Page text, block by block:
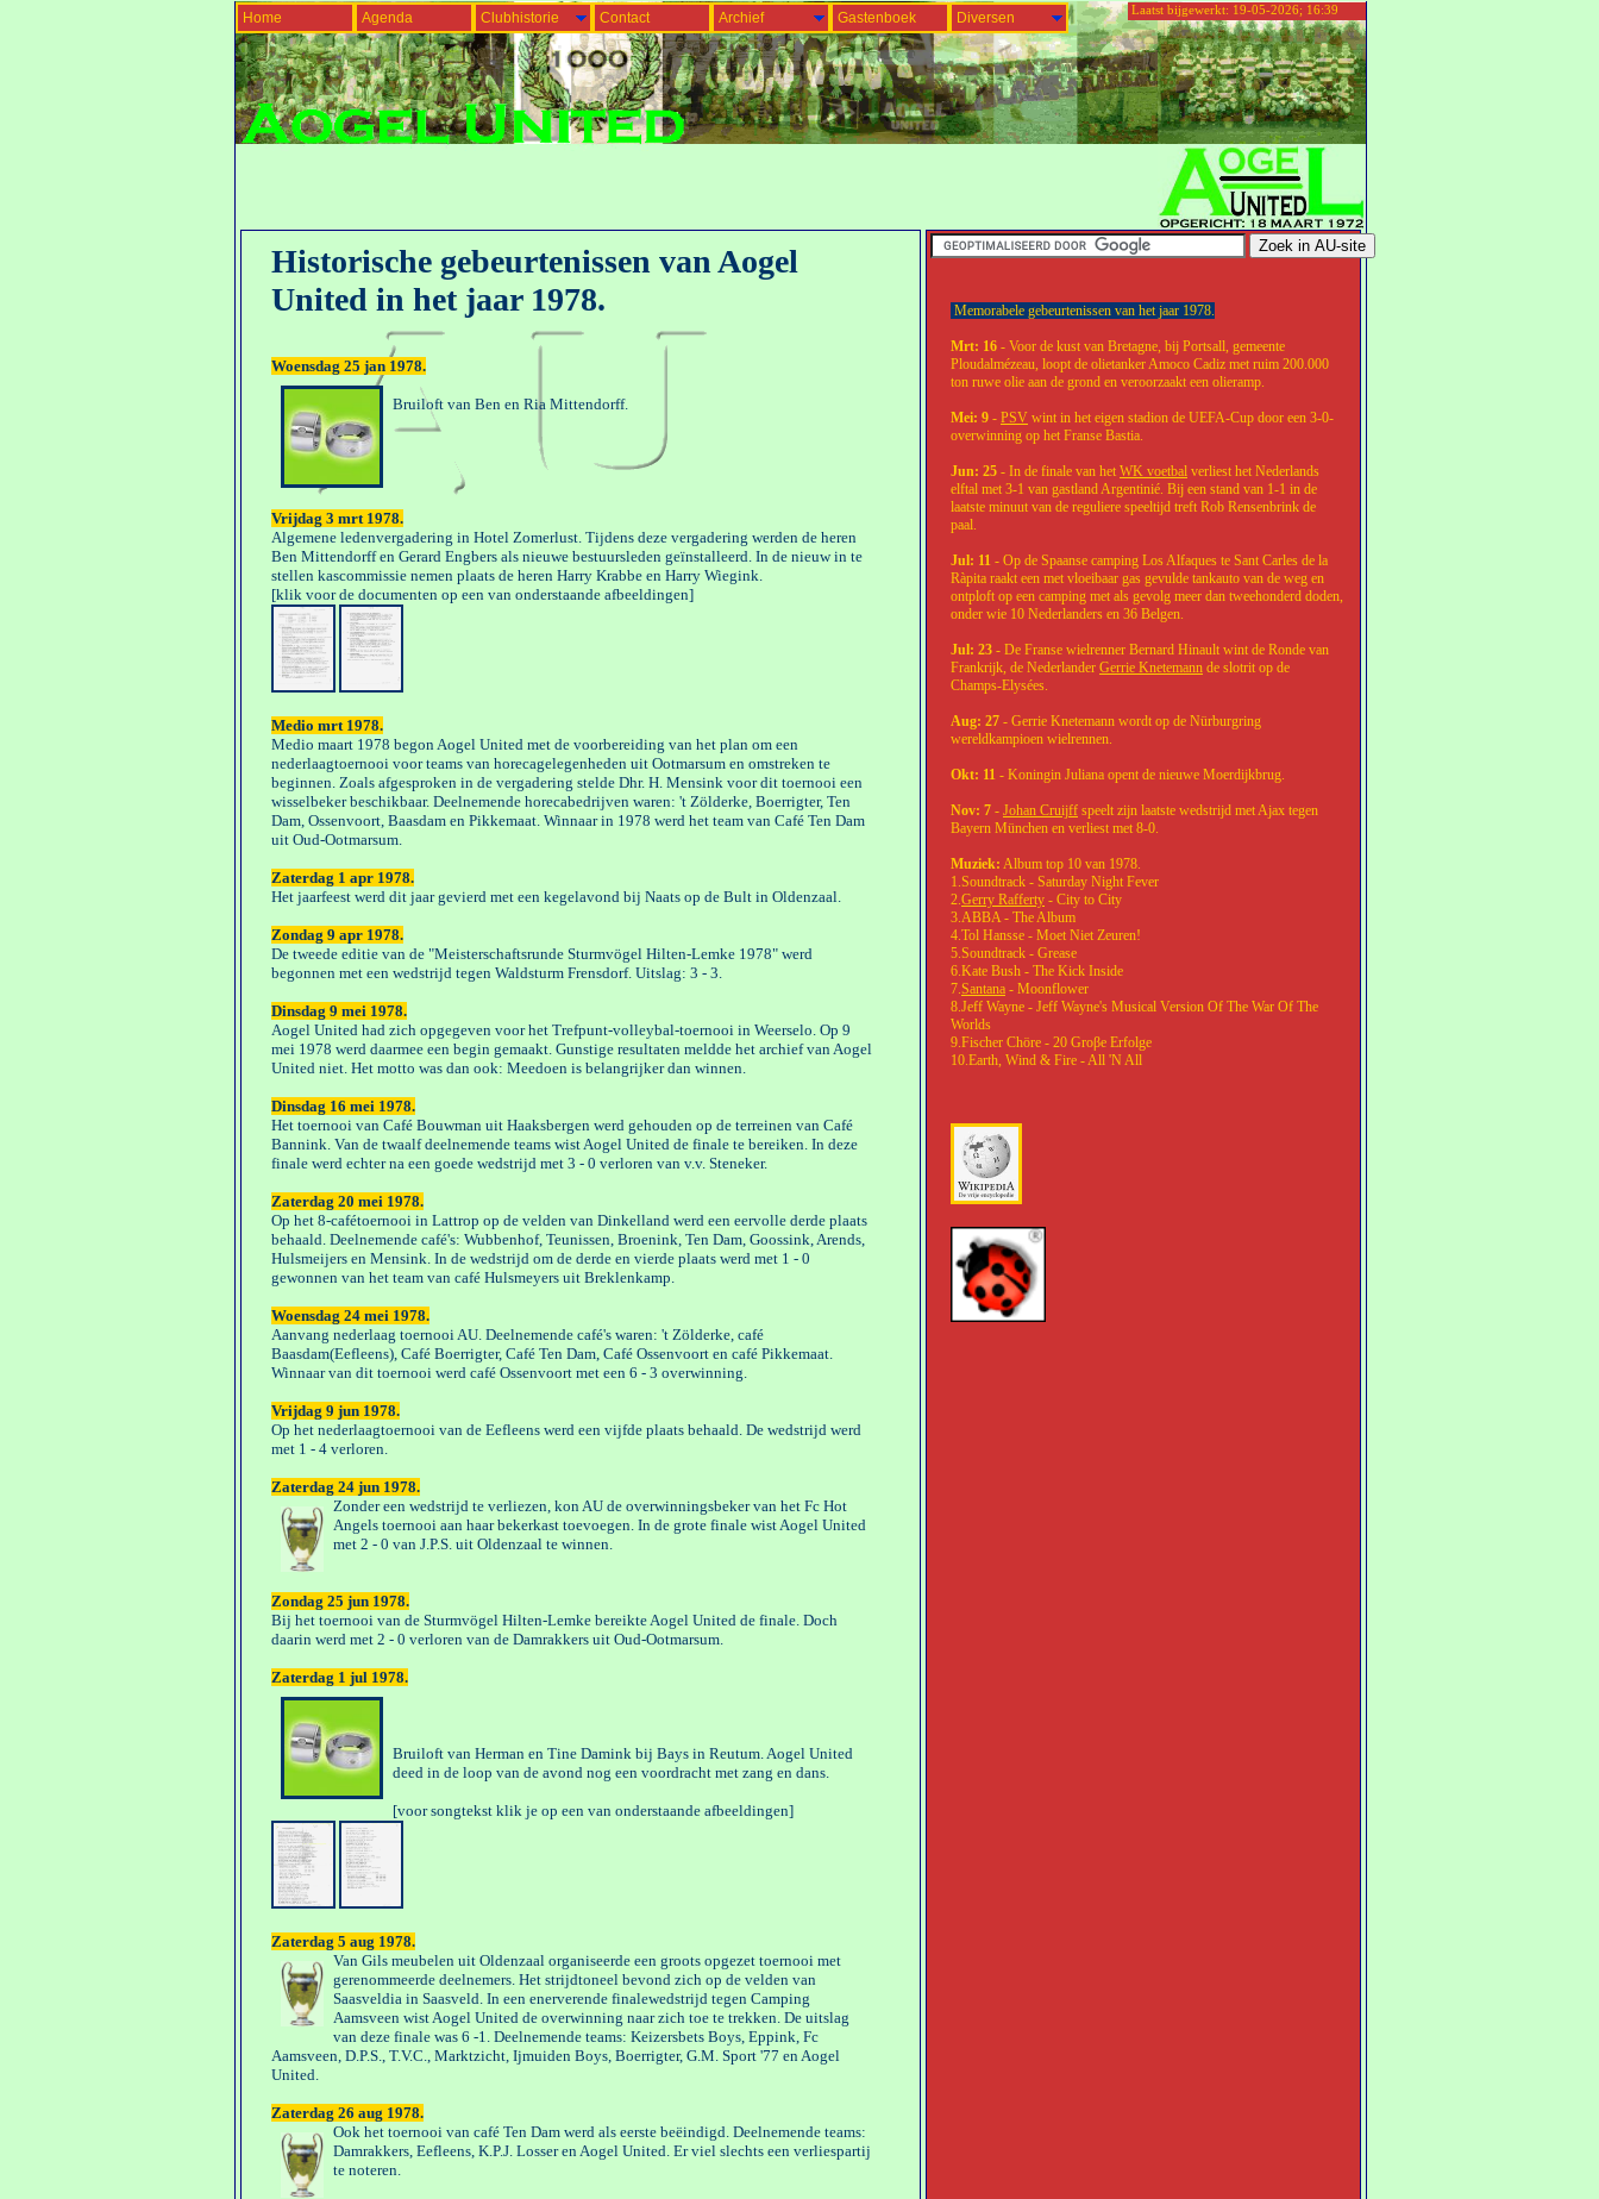
Home Agenda Clubhistorie Contact Archief Gastenboek Diversen Laatst bijgewerkt: 19-05-2026; 16:39
Historische gebeurtenissen van Aogel
United in het jaar 1978.
Woensdag 25 jan 1978.
Bruiloft van Ben en Ria Mittendorff.
Vrijdag 3 mrt 1978.
Algemene ledenvergadering in Hotel Zomerlust. Tijdens deze vergadering werden de heren
Ben Mittendorff en Gerard Engbers als nieuwe bestuursleden geïnstalleerd. In de nieuw in te
stellen kascommissie nemen plaats de heren Harry Krabbe en Harry Wiegink.
[klik voor de documenten op een van onderstaande afbeeldingen]
Medio mrt 1978.
Medio maart 1978 begon Aogel United met de voorbereiding van het plan om een
nederlaagtoernooi voor teams van horecagelegenheden uit Ootmarsum en omstreken te
beginnen. Zoals afgesproken in de vergadering stelde Dhr. H. Mensink voor dit toernooi een
wisselbeker beschikbaar. Deelnemende horecabedrijven waren: 't Zölderke, Boerrigter, Ten
Dam, Ossenvoort, Baasdam en Pikkemaat. Winnaar in 1978 werd het team van Café Ten Dam
uit Oud-Ootmarsum.
Zaterdag 1 apr 1978.
Het jaarfeest werd dit jaar gevierd met een kegelavond bij Naats op de Bult in Oldenzaal.
Zondag 9 apr 1978.
De tweede editie van de "Meisterschaftsrunde Sturmvögel Hilten-Lemke 1978" werd
begonnen met een wedstrijd tegen Waldsturm Frensdorf. Uitslag: 3 - 3.
Dinsdag 9 mei 1978.
Aogel United had zich opgegeven voor het Trefpunt-volleybal-toernooi in Weerselo. Op 9
mei 1978 werd daarmee een begin gemaakt. Gunstige resultaten meldde het archief van Aogel
United niet. Het motto was dan ook: Meedoen is belangrijker dan winnen.
Dinsdag 16 mei 1978.
Het toernooi van Café Bouwman uit Haaksbergen werd gehouden op de terreinen van Café
Bannink. Van de twaalf deelnemende teams wist Aogel United de finale te bereiken. In deze
finale werd echter na een goede wedstrijd met 3 - 0 verloren van v.v. Steneker.
Zaterdag 20 mei 1978.
Op het 8-cafétoernooi in Lattrop op de velden van Dinkelland werd een eervolle derde plaats
behaald. Deelnemende café's: Wubbenhof, Teunissen, Broenink, Ten Dam, Goossink, Arends,
Hulsmeijers en Mensink. In de wedstrijd om de derde en vierde plaats werd met 1 - 0
gewonnen van het team van café Hulsmeyers uit Breklenkamp.
Woensdag 24 mei 1978.
Aanvang nederlaag toernooi AU. Deelnemende café's waren: 't Zölderke, café
Baasdam(Eefleens), Café Boerrigter, Café Ten Dam, Café Ossenvoort en café Pikkemaat.
Winnaar van dit toernooi werd café Ossenvoort met een 6 - 3 overwinning.
Vrijdag 9 jun 1978.
Op het nederlaagtoernooi van de Eefleens werd een vijfde plaats behaald. De wedstrijd werd
met 1 - 4 verloren.
Zaterdag 24 jun 1978.
Zonder een wedstrijd te verliezen, kon AU de overwinningsbeker van het Fc Hot
Angels toernooi aan haar bekerkast toevoegen. In de grote finale wist Aogel United
met 2 - 0 van J.P.S. uit Oldenzaal te winnen.
Zondag 25 jun 1978.
Bij het toernooi van de Sturmvögel Hilten-Lemke bereikte Aogel United de finale. Doch
daarin werd met 2 - 0 verloren van de Damrakkers uit Oud-Ootmarsum.
Zaterdag 1 jul 1978.
Bruiloft van Herman en Tine Damink bij Bays in Reutum. Aogel United
deed in de loop van de avond nog een voordracht met zang en dans.
[voor songtekst klik je op een van onderstaande afbeeldingen]
Zaterdag 5 aug 1978.
Van Gils meubelen uit Oldenzaal organiseerde een groots opgezet toernooi met
gerenommeerde deelnemers. Het strijdtoneel bevond zich op de velden van
Saasveldia in Saasveld. In een enerverende finalewedstrijd tegen Camping
Aamsveen wist Aogel United de overwinning naar zich toe te trekken. De uitslag
van deze finale was 6 -1. Deelnemende teams: Keizersbets Boys, Eppink, Fc
Aamsveen, D.P.S., T.V.C., Marktzicht, Ijmuiden Boys, Boerrigter, G.M. Sport '77 en Aogel
United.
Zaterdag 26 aug 1978.
Ook het toernooi van café Ten Dam werd als eerste beëindigd. Deelnemende teams:
Damrakkers, Eefleens, K.P.J. Losser en Aogel United. Er viel slechts een verliespartij
te noteren.
Memorabele gebeurtenissen van het jaar 1978.
Mrt: 16 - Voor de kust van Bretagne, bij Portsall, gemeente
Ploudalmézeau, loopt de olietanker Amoco Cadiz met ruim 200.000
ton ruwe olie aan de grond en veroorzaakt een olieramp.
Mei: 9 - PSV wint in het eigen stadion de UEFA-Cup door een 3-0-
overwinning op het Franse Bastia.
Jun: 25 - In de finale van het WK voetbal verliest het Nederlands
elftal met 3-1 van gastland Argentinié. Bij een stand van 1-1 in de
laatste minuut van de reguliere speeltijd treft Rob Rensenbrink de
paal.
Jul: 11 - Op de Spaanse camping Los Alfaques te Sant Carles de la
Ràpita raakt een met vloeibaar gas gevulde tankauto van de weg en
ontploft op een camping met als gevolg meer dan tweehonderd doden,
onder wie 10 Nederlanders en 36 Belgen.
Jul: 23 - De Franse wielrenner Bernard Hinault wint de Ronde van
Frankrijk, de Nederlander Gerrie Knetemann de slotrit op de
Champs-Elysées.
Aug: 27 - Gerrie Knetemann wordt op de Nürburgring
wereldkampioen wielrennen.
Okt: 11 - Koningin Juliana opent de nieuwe Moerdijkbrug.
Nov: 7 - Johan Cruijff speelt zijn laatste wedstrijd met Ajax tegen
Bayern München en verliest met 8-0.
Muziek: Album top 10 van 1978.
1.Soundtrack - Saturday Night Fever
2.Gerry Rafferty - City to City
3.ABBA - The Album
4.Tol Hansse - Moet Niet Zeuren!
5.Soundtrack - Grease
6.Kate Bush - The Kick Inside
7.Santana - Moonflower
8.Jeff Wayne - Jeff Wayne's Musical Version Of The War Of The
Worlds
9.Fischer Chöre - 20 Groβe Erfolge
10.Earth, Wind & Fire - All 'N All